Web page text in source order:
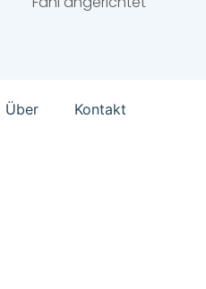
Über Kontakt